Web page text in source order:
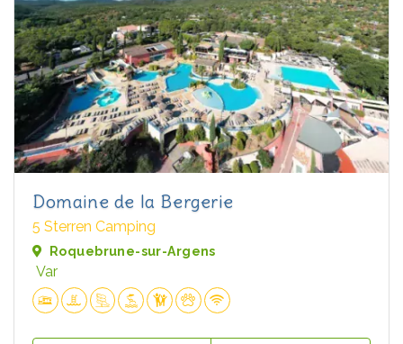
Domaine de la Bergerie
5 Sterren Camping
Roquebrune-sur-Argens
Var